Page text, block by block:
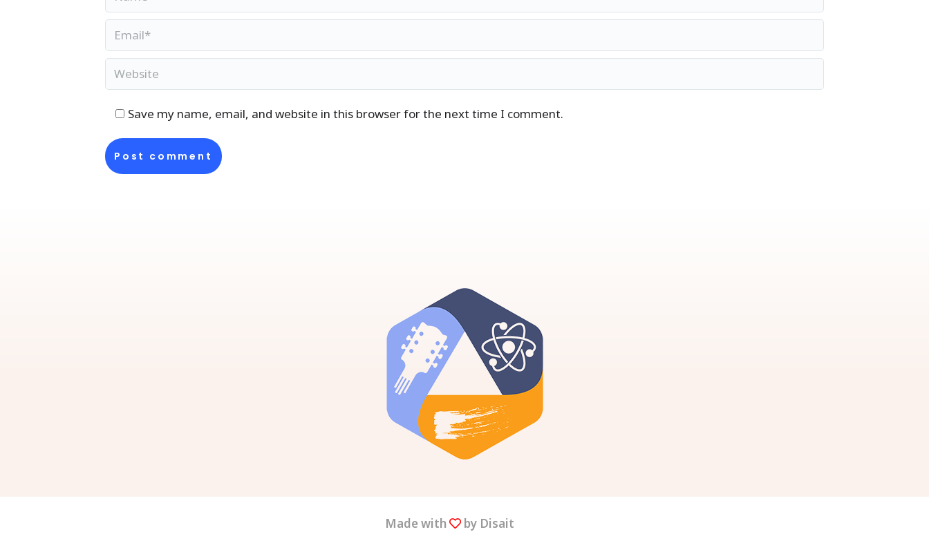
Email *
Website
Save my name, email, and website in this browser for the next time I comment.
Post comment
Made with by Disait